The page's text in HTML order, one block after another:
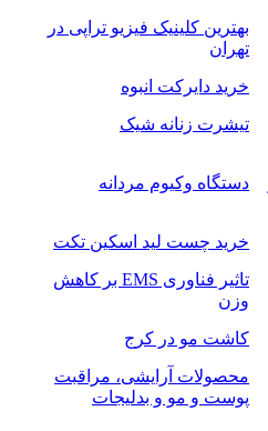
بهترین کلینیک فیزیو تراپی در
تهران
خرید دایرکت انبوه
تیشرت زنانه شیک
دستگاه وکیوم مردانه
خرید چست لید اسکین تکت
تاثیر فناوری EMS بر کاهش
وزن
کاشت مو در کرج
محصولات آرایشی، مراقبت
پوست و مو و بدلیجات